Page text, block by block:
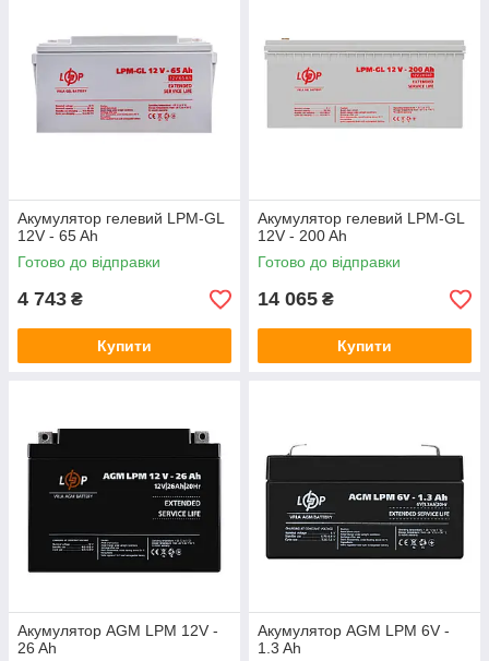
Акумулятор гелевий LPM-GL
12V - 65 Ah
Готово до відправки
4 743 ₴
Купити
Акумулятор гелевий LPM-GL
12V - 200 Ah
Готово до відправки
14 065 ₴
Купити
Акумулятор AGM LPM 12V -
26 Ah
Акумулятор AGM LPM 6V -
1.3 Ah